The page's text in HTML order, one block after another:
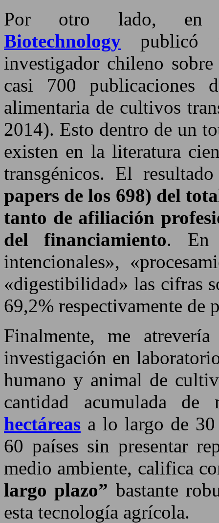
Por otro lado,
Biotechnology publicó
investigador chileno
casi 700 publicaciones
alimentaria de cultivos
2014). Esto dentro de un
existen en la literatura
transgénicos. El
papers de los 698) del
tanto de afiliación
del financiamiento. En
intencionales»,
«digestibilidad» las cifras
69,2% respectivamente de
Finalmente, me
investigación en
humano y animal de
cantidad acumulada
hectáreas a lo largo de 30
60 países sin presentar
medio ambiente, califica
largo plazo” bastante
esta tecnología agrícola.